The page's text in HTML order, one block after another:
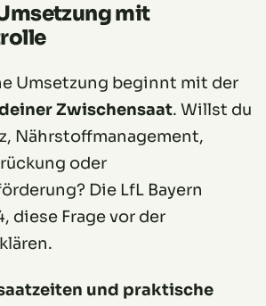
mit
Umsetzung beginnt mit der
Zwischensaat. Willst du
Nährstoffmanagement,
oder
Die LfL Bayern
diese Frage vor der
und praktische